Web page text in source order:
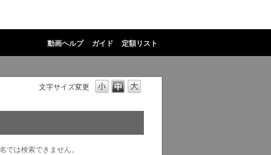
動画ヘルプ ガイド 定額リスト
文字サイズ変更
は検索できません。